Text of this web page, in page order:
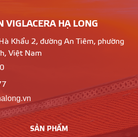
VIGLACERA HẠ LONG
Khẩu 2, đường An Tiêm, phường
Việt Nam
SẢN PHẨM